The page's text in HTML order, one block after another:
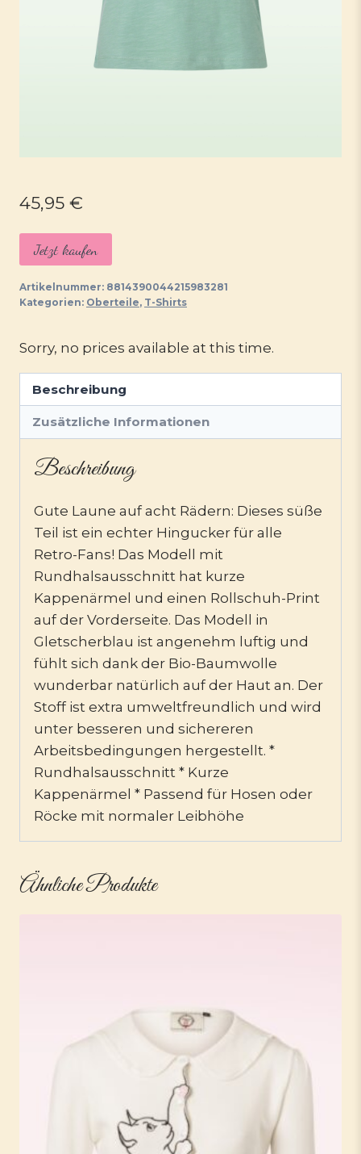
45,95 €
Jetzt kaufen
Artikelnummer: 8814390044215983281
Kategorien: Oberteile, T-Shirts
Sorry, no prices available at this time.
Beschreibung
Zusätzliche Informationen
Beschreibung
Gute Laune auf acht Rädern: Dieses süße
Teil ist ein echter Hingucker für alle
Retro-Fans! Das Modell mit
Rundhalsausschnitt hat kurze
Kappenärmel und einen Rollschuh-Print
auf der Vorderseite. Das Modell in
Gletscherblau ist angenehm luftig und
fühlt sich dank der Bio-Baumwolle
wunderbar natürlich auf der Haut an. Der
Stoff ist extra umweltfreundlich und wird
unter besseren und sichereren
Arbeitsbedingungen hergestellt. *
Rundhalsausschnitt * Kurze
Kappenärmel * Passend für Hosen oder
Röcke mit normaler Leibhöhe
Ähnliche Produkte